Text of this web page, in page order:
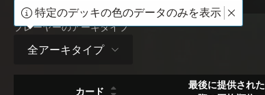
プレーヤーのアーキタイプ
全アーキタイプ
特定のデッキの色のデータのみを表示
カード
最後に提供された